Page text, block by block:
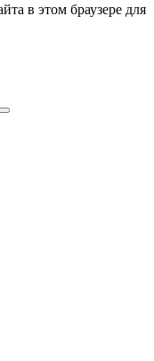
в этом браузере для